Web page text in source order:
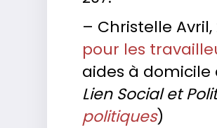
– Christelle Avril,
pour les
aides à domicile
Lien Social et
politiques)